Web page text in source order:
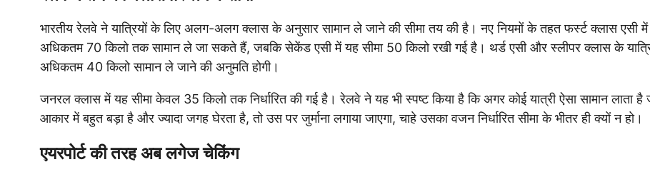
भारतीय रेलवे ने यात्रियों के लिए अलग-अलग क्लास के अनुसार सामान ले जाने की सीमा तय की है। नए नियमों के तहत फर्स्ट क्लास एसी में
अधिकतम 70 किलो तक सामान ले जा सकते हैं, जबकि सेकेंड एसी में यह सीमा 50 किलो रखी गई है। थर्ड एसी और स्लीपर क्लास के
अधिकतम 40 किलो सामान ले जाने की अनुमति होगी।
जनरल क्लास में यह सीमा केवल 35 किलो तक निर्धारित की गई है। रेलवे ने यह भी स्पष्ट किया है कि अगर कोई यात्री ऐसा सामान लाता है
आकार में बहुत बड़ा है और ज्यादा जगह घेरता है, तो उस पर जुर्माना लगाया जाएगा, चाहे उसका वजन निर्धारित सीमा के भीतर ही क्यों न हो।
एयरपोर्ट की तरह अब लगेज चेकिंग